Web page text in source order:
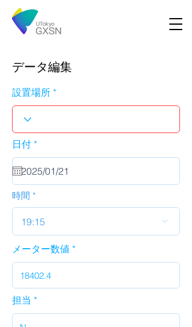
データ編集
設置場所
日付 *r
u
i
d
時間
19:15
メーター数値
担当